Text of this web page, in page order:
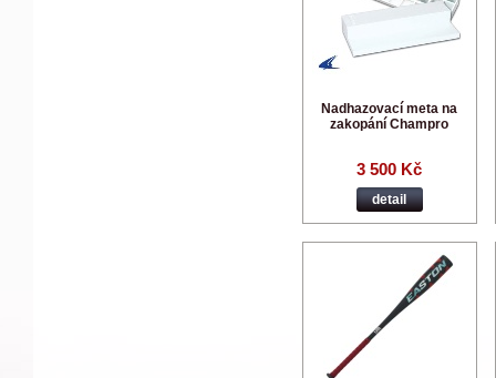
Nadhazovací meta na
zakopání Champro
3 500 Kč
detail